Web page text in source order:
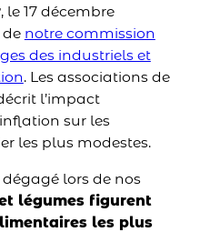
, le 17 décembre
de notre commission
des industriels et
. Les associations de
l’impact
sur les
les plus modestes.
lors de nos
légumes figurent
les plus